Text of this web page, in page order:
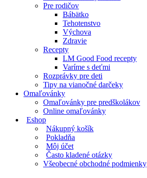
Pre rodičov
Bábätko
Tehotenstvo
Výchova
Zdravie
Recepty
LM Good Food recepty
Varíme s deťmi
Rozprávky pre deti
Tipy na vianočné darčeky
Omaľovánky
Omaľovánky pre predškolákov
Online omaľovánky
Eshop
Nákupný košík
Pokladňa
Môj účet
Často kladené otázky
Všeobecné obchodné podmienky